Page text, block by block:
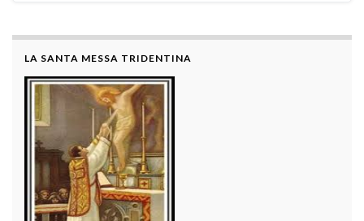
LA SANTA MESSA TRIDENTINA